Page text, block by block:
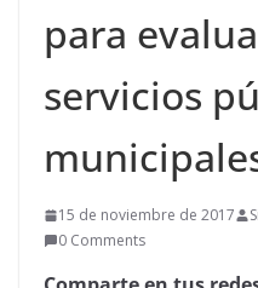
para
servicios
15 de noviembre de 2017
0 Comments